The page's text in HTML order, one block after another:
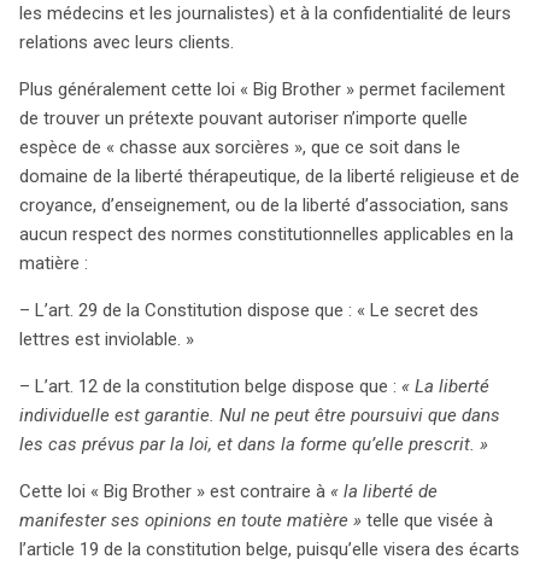
les médecins et les journalistes) et à la confidentialité de leurs
relations avec leurs clients.
Plus généralement cette loi « Big Brother » permet facilement
de trouver un prétexte pouvant autoriser n’importe quelle
espèce de « chasse aux sorcières », que ce soit dans le
domaine de la liberté thérapeutique, de la liberté religieuse et de
croyance, d’enseignement, ou de la liberté d’association, sans
aucun respect des normes constitutionnelles applicables en la
matière :
– L’art. 29 de la Constitution dispose que : « Le secret des
lettres est inviolable. »
– L’art. 12 de la constitution belge dispose que : « La liberté
individuelle est garantie. Nul ne peut être poursuivi que dans
les cas prévus par la loi, et dans la forme qu’elle prescrit. »
Cette loi « Big Brother » est contraire à « la liberté de
manifester ses opinions en toute matière » telle que visée à
l’article 19 de la constitution belge, puisqu’elle visera des écarts